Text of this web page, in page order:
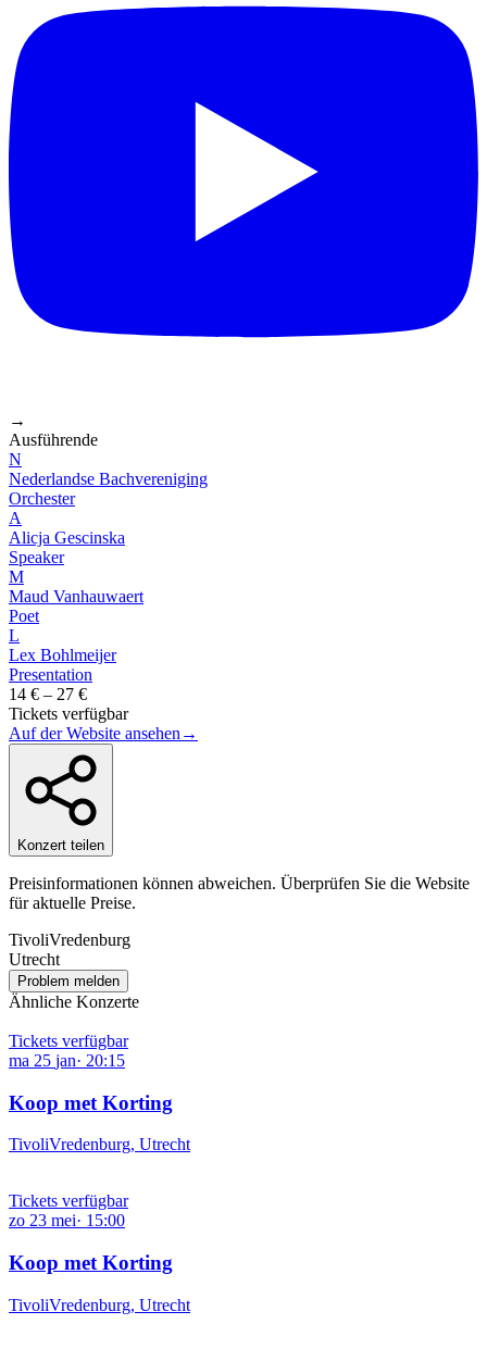
→
Ausführende
N
Nederlandse Bachvereniging
Orchester
A
Alicja Gescinska
Speaker
M
Maud Vanhauwaert
Poet
L
Lex Bohlmeijer
Presentation
14 € – 27 €
Tickets verfügbar
Auf der Website ansehen →
Konzert teilen
Preisinformationen können abweichen. Überprüfen Sie die Website
für aktuelle Preise.
TivoliVredenburg
Utrecht
Problem melden
Ähnliche Konzerte
Tickets verfügbar
ma 25 jan· 20:15
Koop met Korting
TivoliVredenburg, Utrecht
Tickets verfügbar
zo 23 mei· 15:00
Koop met Korting
TivoliVredenburg, Utrecht